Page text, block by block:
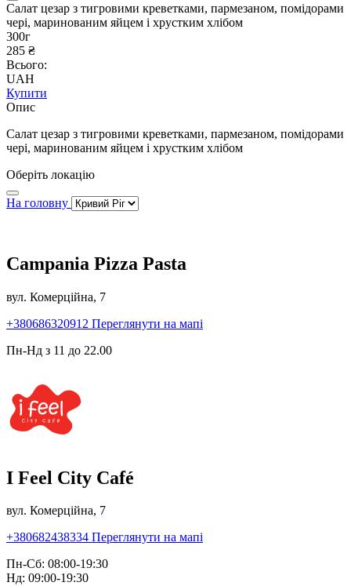
Салат цезар з тигровими креветками, пармезаном, помідорами
чері, маринованим яйцем і хрустким хлібом
300г
285 ₴
Всього:
UAH
Купити
Опис
Салат цезар з тигровими креветками, пармезаном, помідорами
чері, маринованим яйцем і хрустким хлібом
Оберіть локацію
На головну
Campania Pizza Pasta
вул. Комерційна, 7
+380686320912 Переглянути на мапі
Пн-Нд з 11 до 22.00
I Feel City Café
вул. Комерційна, 7
+380682438334 Переглянути на мапі
Пн-Сб: 08:00-19:30
Нд: 09:00-19:30